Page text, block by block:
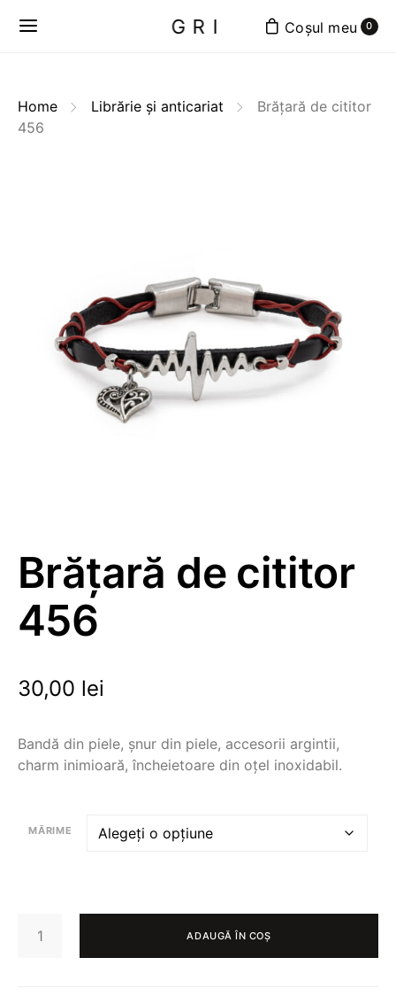
GRI 0
Home Librărie și anticariat
Brățară de cititor
456
Brățară de cititor
456
30,00 lei
Bandă din piele, șnur din piele, accesorii argintii,
charm inimioară, încheietoare din oțel inoxidabil.
MĂRIME
BRĂȚARĂ
ADAUGĂ ÎN COȘ